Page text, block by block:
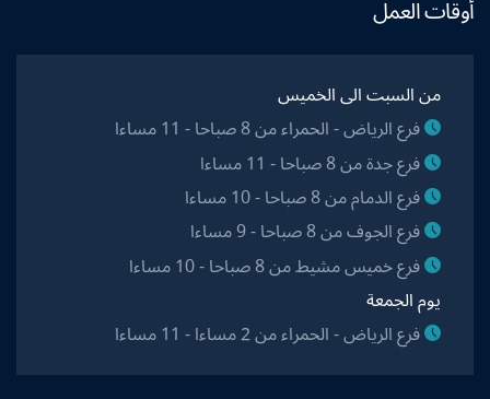
أوقات العمل
من السبت الى الخميس
فرع الرياض - الحمراء من 8 صباحا - 11 مساءا
فرع جدة من 8 صباحا - 11 مساءا
فرع الدمام من 8 صباحا - 10 مساءا
فرع الجوف من 8 صباحا - 9 مساءا
فرع خميس مشيط من 8 صباحا - 10 مساءا
يوم الجمعة
فرع الرياض - الحمراء من 2 مساءا - 11 مساءا